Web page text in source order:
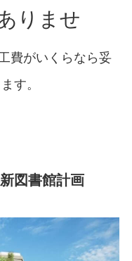
りませ
費がいくらなら妥
す。
図書館計画